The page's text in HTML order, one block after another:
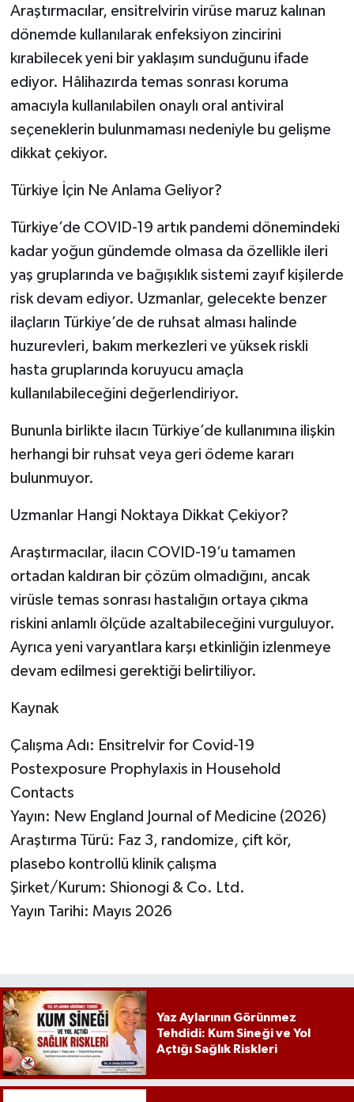
Araştırmacılar, ensitrelvirin virüse maruz kalınan
dönemde kullanılarak enfeksiyon zincirini
kırabilecek yeni bir yaklaşım sunduğunu ifade
ediyor. Hâlihazırda temas sonrası koruma
amacıyla kullanılabilen onaylı oral antiviral
seçeneklerin bulunmaması nedeniyle bu gelişme
dikkat çekiyor.
Türkiye İçin Ne Anlama Geliyor?
Türkiye’de COVID-19 artık pandemi dönemindeki
kadar yoğun gündemde olmasa da özellikle ileri
yaş gruplarında ve bağışıklık sistemi zayıf kişilerde
risk devam ediyor. Uzmanlar, gelecekte benzer
ilaçların Türkiye’de de ruhsat alması halinde
huzurevleri, bakım merkezleri ve yüksek riskli
hasta gruplarında koruyucu amaçla
kullanılabileceğini değerlendiriyor.
Bununla birlikte ilacın Türkiye’de kullanımına ilişkin
herhangi bir ruhsat veya geri ödeme kararı
bulunmuyor.
Uzmanlar Hangi Noktaya Dikkat Çekiyor?
Araştırmacılar, ilacın COVID-19’u tamamen
ortadan kaldıran bir çözüm olmadığını, ancak
virüsle temas sonrası hastalığın ortaya çıkma
riskini anlamlı ölçüde azaltabileceğini vurguluyor.
Ayrıca yeni varyantlara karşı etkinliğin izlenmeye
devam edilmesi gerektiği belirtiliyor.
Kaynak
Çalışma Adı: Ensitrelvir for Covid-19
Postexposure Prophylaxis in Household
Contacts
Yayın: New England Journal of Medicine (2026)
Araştırma Türü: Faz 3, randomize, çift kör,
plasebo kontrollü klinik çalışma
Şirket/Kurum: Shionogi & Co. Ltd.
Yayın Tarihi: Mayıs 2026
Yaz Aylarının Görünmez
Tehdidi: Kum Sineği ve Yol
Açtığı Sağlık Riskleri